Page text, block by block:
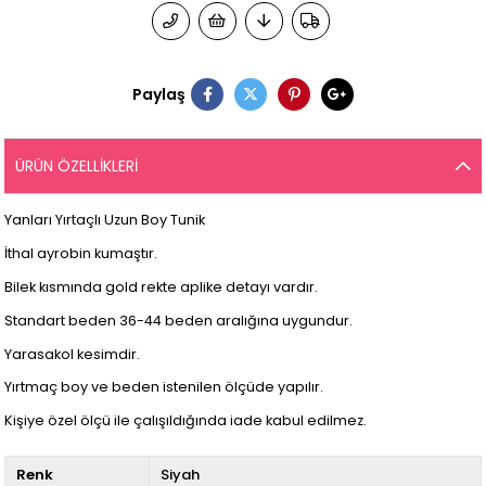
Paylaş
ÜRÜN ÖZELLIKLERI
Yanları Yırtaçlı Uzun Boy Tunik
İthal ayrobin kumaştır.
Bilek kısmında gold rekte aplike detayı vardır.
Standart beden 36-44 beden aralığına uygundur.
Yarasakol kesimdir.
Yırtmaç boy ve beden istenilen ölçüde yapılır.
Kişiye özel ölçü ile çalışıldığında iade kabul edilmez.
Renk
Siyah